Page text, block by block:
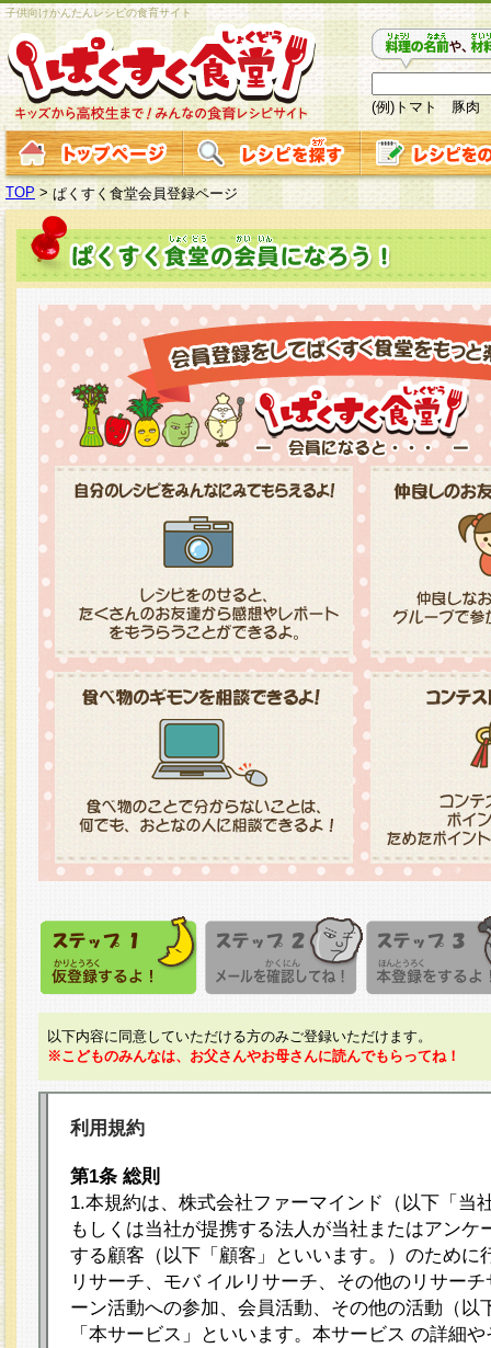
子供向けかんたんレシピの食育サイト
(例)トマト 豚肉
TOP > ぱくすく食堂会員登録ページ
以下内容に同意していただける方のみご登録いただけます。
※こどものみんなは、お父さんやお母さんに読んでもらってね！
利用規約
第1条 総則
1.本規約は、株式会社ファーマインド（以下「当
もしくは当社が提携する法人が当社またはアンケ
する顧客（以下「顧客」といいます。）のために
リサーチ、モバ イルリサーチ、その他のリサー
ーン活動への参加、会員活動、その他の活動（以
「本サービス」といいます。本サービス の詳細